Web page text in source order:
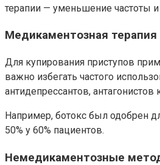
терапии — уменьшение частоты
Медикаментозная терапия
Для купирования приступов
важно избегать частого
антидепрессантов,
Например, ботокс был одобрен
50% у 60% пациентов.
Немедикаментозные